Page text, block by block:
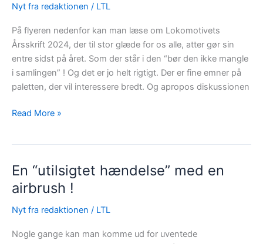
–
billeder
!
Nyt fra redaktionen / LTL
På flyeren nedenfor kan man læse om Lokomotivets
Årsskrift 2024, der til stor glæde for os alle, atter gør sin
entre sidst på året. Som der står i den “bør den ikke mangle
i samlingen” ! Og det er jo helt rigtigt. Der er fine emner på
paletten, der vil interessere bredt. Og apropos diskussionen
Lokomotivets
på
vej
Read More »
En “utilsigtet hændelse” med en
airbrush !
Nyt fra redaktionen / LTL
Nogle gange kan man komme ud for uventede